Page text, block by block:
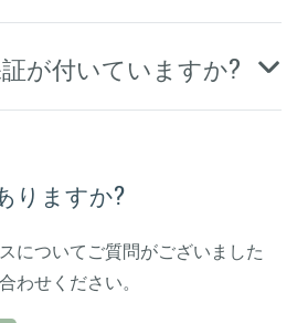
が付いていますか?
りますか?
についてご質問がございました
わせください。